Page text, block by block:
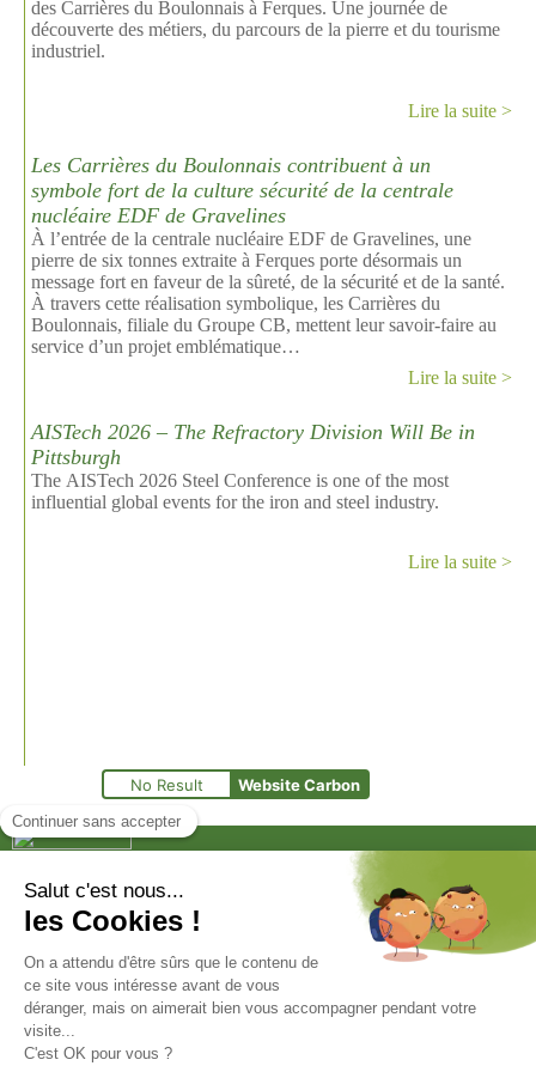
des Carrières du Boulonnais à Ferques. Une journée de
découverte des métiers, du parcours de la pierre et du tourisme
industriel.
Lire la suite >
Les Carrières du Boulonnais contribuent à un
symbole fort de la culture sécurité de la centrale
nucléaire EDF de Gravelines
À l’entrée de la centrale nucléaire EDF de Gravelines, une
pierre de six tonnes extraite à Ferques porte désormais un
message fort en faveur de la sûreté, de la sécurité et de la santé.
À travers cette réalisation symbolique, les Carrières du
Boulonnais, filiale du Groupe CB, mettent leur savoir-faire au
service d’un projet emblématique…
Lire la suite >
AISTech 2026 – The Refractory Division Will Be in
Pittsburgh
The AISTech 2026 Steel Conference is one of the most
influential global events for the iron and steel industry.
Lire la suite >
No Result Website Carbon
Le Groupe CB est une entreprise familiale spécialisée
dans la transformation et la valorisation de la matière.
Groupe CB
1400 avenue de l’Europe 62 250 Leulinghen-Bernes
03 21 99 67 00